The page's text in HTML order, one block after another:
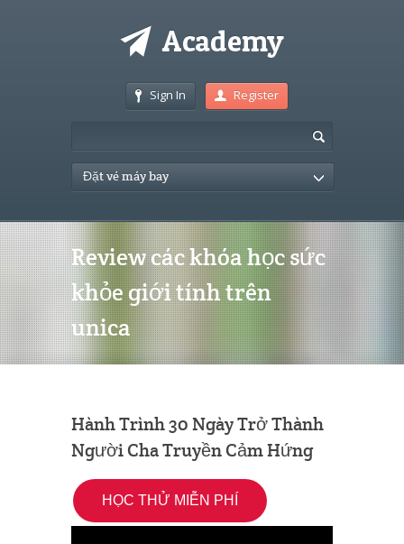
Sign In Register
Đặt vé máy bay
Review các khóa học sức
khỏe giới tính trên
unica
Hành Trình 30 Ngày Trở Thành
Người Cha Truyền Cảm Hứng
HỌC THỬ MIỄN PHÍ